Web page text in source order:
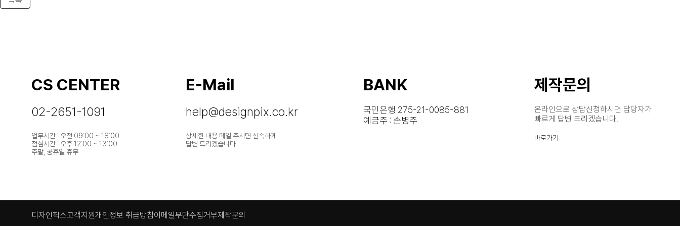
CS CENTER
02-2651-1091
업무시간 : 오전 09:00 ~ 18:00
점심시간 : 오후 12:00 ~ 13:00
주말, 공휴일 휴무
E-Mail
help@designpix.co.kr
상세한 내용 메일 주시면 신속하게
답변 드리겠습니다.
BANK
국민은행 275-21-0085-881
예금주 : 손병주
제작문의
온라인으로 상담신청하시면 담당자가
빠르게 답변 드리겠습니다.
바로가기
디자인픽스고객지원개인정보 취급방침이메일무단수집거부제작문의